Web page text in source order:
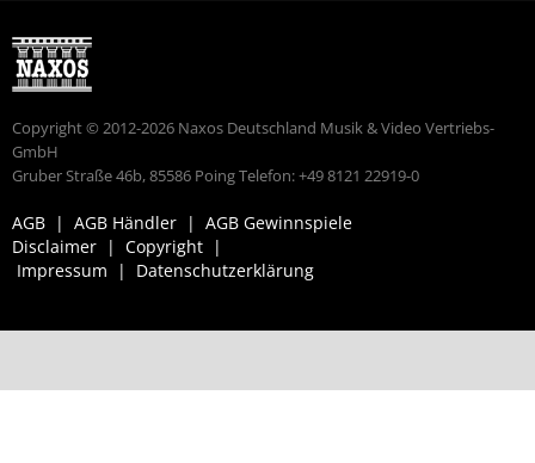
Copyright © 2012-2026 Naxos Deutschland Musik & Video Vertriebs-
GmbH
Gruber Straße 46b, 85586 Poing Telefon: +49 8121 22919-0
AGB | AGB Händler | AGB Gewinnspiele
Disclaimer | Copyright |
Impressum
| Datenschutzerklärung